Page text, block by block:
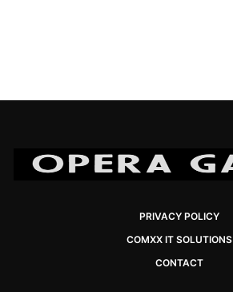
PRIVACY POLICY
COMXX IT SOLUTIONS
CONTACT